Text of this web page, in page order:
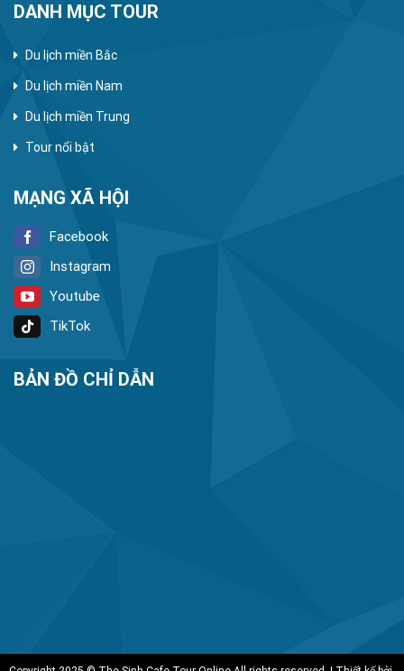
DANH MỤC TOUR
Du lịch miền Bắc
Du lịch miền Nam
Du lịch miền Trung
Tour nổi bật
MẠNG XÃ HỘI
Facebook
Instagram
Youtube
TikTok
BẢN ĐỒ CHỈ DẪN